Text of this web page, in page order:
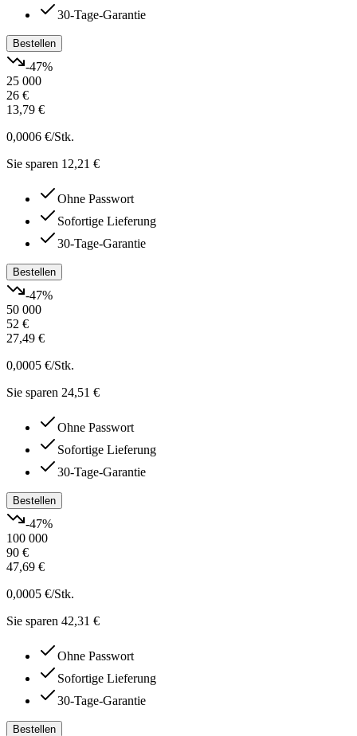
30-Tage-Garantie
Bestellen
-47%
25 000
26 €
13,79 €
0,0006 €/Stk.
Sie sparen 12,21 €
Ohne Passwort
Sofortige Lieferung
30-Tage-Garantie
Bestellen
-47%
50 000
52 €
27,49 €
0,0005 €/Stk.
Sie sparen 24,51 €
Ohne Passwort
Sofortige Lieferung
30-Tage-Garantie
Bestellen
-47%
100 000
90 €
47,69 €
0,0005 €/Stk.
Sie sparen 42,31 €
Ohne Passwort
Sofortige Lieferung
30-Tage-Garantie
Bestellen